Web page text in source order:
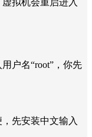
拟机会重启进入
户名“root”，你先
先安装中文输入